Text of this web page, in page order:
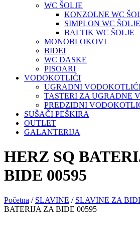
WC ŠOLJE
KONZOLNE WC
SIMPLON WC ŠOLJE
BALTIK WC ŠOLJE
MONOBLOKOVI
BIDEI
WC DASKE
PISOARI
VODOKOTLIĆI
UGRADNI
TASTERI ZA UGRADNE
PREDZIDNI
SUŠAČI PEŠKIRA
OUTLET
GALANTERIJA
HERZ SQ
BIDE 00595
Početna / SLAVINE / SLAVINE ZA
BATERIJA ZA BIDE 00595